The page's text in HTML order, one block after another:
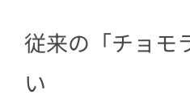
従来の「チョモ
い